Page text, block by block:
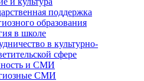
поддержка
образования
в школе
в культурно-
сфере
и СМИ
СМИ